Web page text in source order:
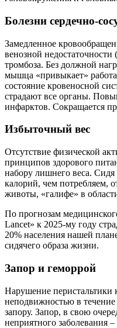
Болезни сердечно-
Замедленное
венозной
тромбоза. Без должной
мышца «привыкает»
состояние кровеносной
страдают все органы.
инфарктов. Сокращается
Избыточный вес
Отсутствие физической
принципов здорового
набору лишнего веса.
калорий, чем потребляем,
животы, «галифе» в
По прогнозам
Lancet» к 2025-му году
20% населения нашей
сидячего образа жизни.
Запор и геморрой
Нарушение
неподвижностью в
запору. Запор, в свою
неприятного заболевания –